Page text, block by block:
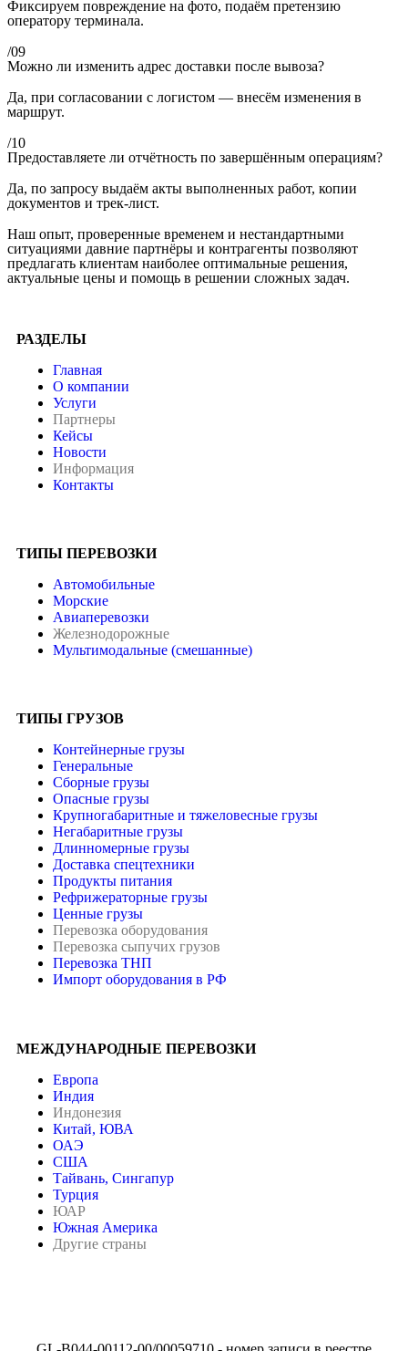
Фиксируем повреждение на фото, подаём претензию
оператору терминала.
/09
Можно ли изменить адрес доставки после вывоза?
Да, при согласовании с логистом — внесём изменения в
маршрут.
/10
Предоставляете ли отчётность по завершённым операциям?
Да, по запросу выдаём акты выполненных работ, копии
документов и трек-лист.
Наш опыт, проверенные временем и нестандартными
ситуациями давние партнёры и контрагенты позволяют
предлагать клиентам наиболее оптимальные решения,
актуальные цены и помощь в решении сложных задач.
РАЗДЕЛЫ
Главная
О компании
Услуги
Партнеры
Кейсы
Новости
Информация
Контакты
ТИПЫ ПЕРЕВОЗКИ
Автомобильные
Морские
Авиаперевозки
Железнодорожные
Мультимодальные (смешанные)
ТИПЫ ГРУЗОВ
Контейнерные грузы
Генеральные
Сборные грузы
Опасные грузы
Крупногабаритные и тяжеловесные грузы
Негабаритные грузы
Длинномерные грузы
Доставка спецтехники
Продукты питания
Рефрижераторные грузы
Ценные грузы
Перевозка оборудования
Перевозка сыпучих грузов
Перевозка ТНП
Импорт оборудования в РФ
МЕЖДУНАРОДНЫЕ ПЕРЕВОЗКИ
Европа
Индия
Индонезия
Китай, ЮВА
ОАЭ
США
Тайвань, Сингапур
Турция
ЮАР
Южная Америка
Другие страны